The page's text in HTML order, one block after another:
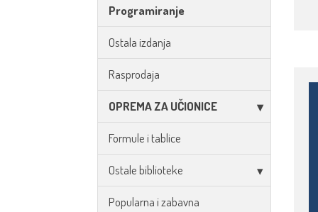
Programiranje
Ostala izdanja
Rasprodaja
OPREMA ZA UČIONICE
Formule i tablice
Ostale biblioteke
Popularna i zabavna